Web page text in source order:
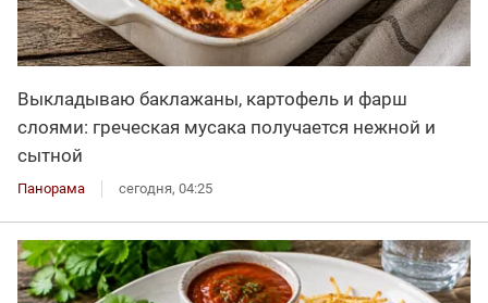
Выкладываю баклажаны, картофель и фарш
слоями: греческая мусака получается нежной и
сытной
Панорама сегодня, 04:25